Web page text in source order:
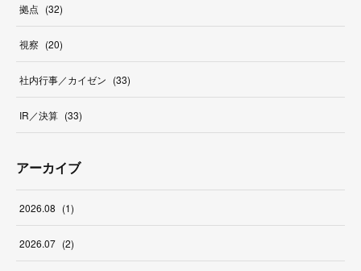
拠点 (32)
視察 (20)
社内行事／カイゼン (33)
IR／決算 (33)
アーカイブ
2026.08 (1)
2026.07 (2)